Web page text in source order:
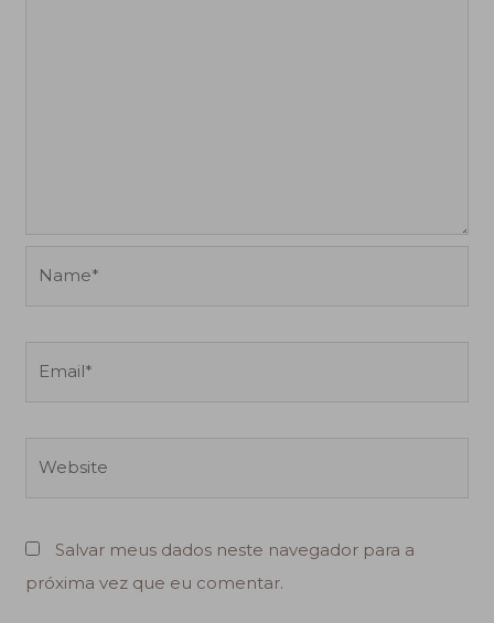
Salvar meus dados neste navegador para a
próxima vez que eu comentar.